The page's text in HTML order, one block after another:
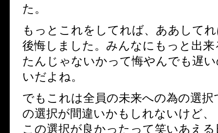
た。
もっとこれをしてれば、ああして
後悔しました。みんなにもっと出
たんじゃないかって悔やんでも遅
いだよね。
でもこれは全員の未来への為の選
の選択が間違いかもしれないけど、
この選択が良かったって笑いあえ